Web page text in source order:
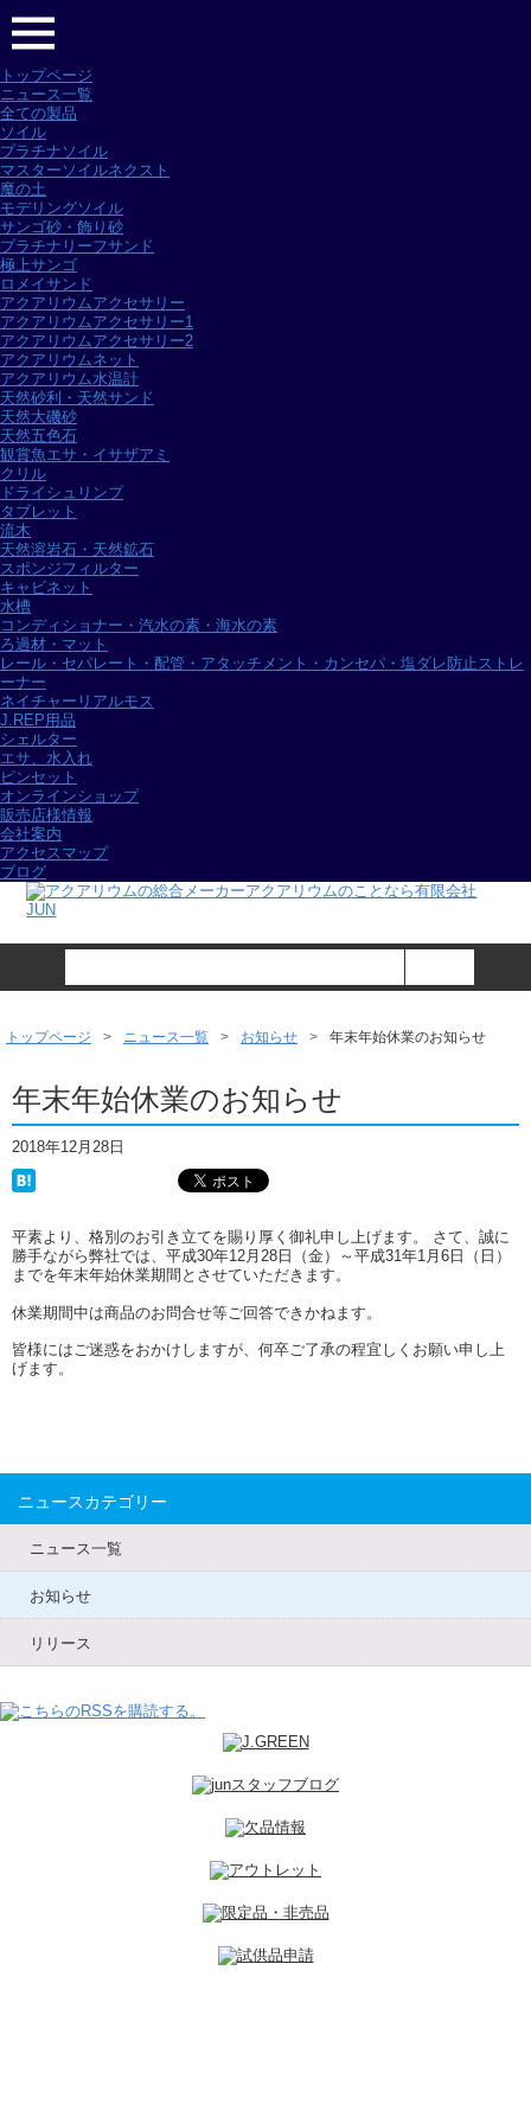
トップページ
ニュース一覧
全ての製品
ソイル
プラチナソイル
マスターソイルネクスト
魔の土
モデリングソイル
サンゴ砂・飾り砂
プラチナリーフサンド
極上サンゴ
ロメイサンド
アクアリウムアクセサリー
アクアリウムアクセサリー1
アクアリウムアクセサリー2
アクアリウムネット
アクアリウム水温計
天然砂利・天然サンド
天然大磯砂
天然五色石
観賞魚エサ・イサザアミ
クリル
ドライシュリンプ
タブレット
流木
天然溶岩石・天然鉱石
スポンジフィルター
キャビネット
水槽
コンディショナー・汽水の素・海水の素
ろ過材・マット
レール・セパレート・配管・アタッチメント・カンセパ・塩ダレ防止ストレ
ーナー
ネイチャーリアルモス
J.REP用品
シェルター
エサ、水入れ
ピンセット
オンラインショップ
販売店様情報
会社案内
アクセスマップ
ブログ
トップページ ニュース一覧 お知らせ 年末年始休業のお知らせ
年末年始休業のお知らせ
2018年12月28日
平素より、格別のお引き立てを賜り厚く御礼申し上げます。 さて、誠に
勝手ながら弊社では、平成30年12月28日（金）～平成31年1月6日（日）
までを年末年始休業期間とさせていただきます。
休業期間中は商品のお問合せ等ご回答できかねます。
皆様にはご迷惑をおかけしますが、何卒ご了承の程宜しくお願い申し上
げます。
ニュースカテゴリー
ニュース一覧
お知らせ
リリース